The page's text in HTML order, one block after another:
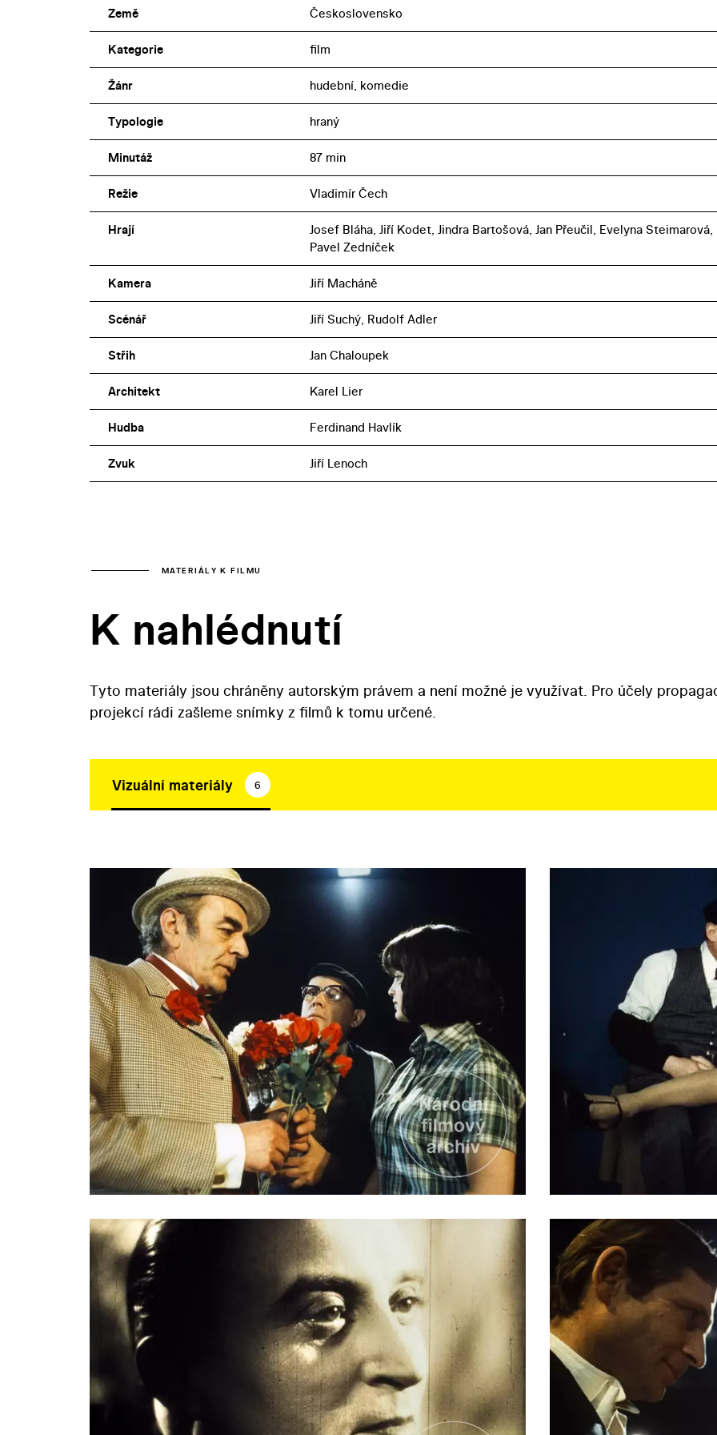
Země Československo
Kategorie film
Žánr hudební, komedie
Typologie hraný
Minutáž 87 min
Režie Vladimír Čech
Hrají
Josef Bláha, Jiří Kodet, Jindra Bartošová, Jan Přeučil, Evelyna Steimarová,
Pavel Zedníček
Kamera Jiří Macháně
Scénář Jiří Suchý, Rudolf Adler
Střih Jan Chaloupek
Architekt Karel Lier
Hudba Ferdinand Havlík
Zvuk Jiří Lenoch
MATERIÁLY K FILMU
K nahlédnutí
Tyto materiály jsou chráněny autorským právem a není možné je využívat. Pro účely
projekcí rádi zašleme snímky z filmů k tomu určené.
Vizuální materiály 6